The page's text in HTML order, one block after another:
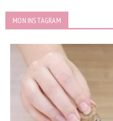
MON INSTAGRAM